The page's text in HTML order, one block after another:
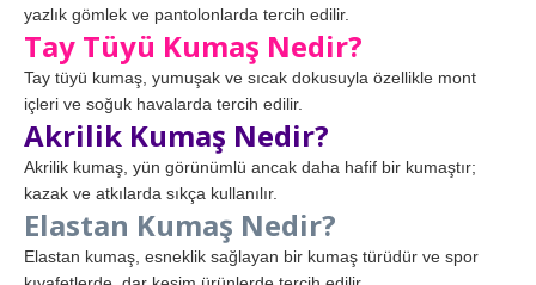
yazlık gömlek ve pantolonlarda tercih edilir.
Tay Tüyü Kumaş Nedir?
Tay tüyü kumaş, yumuşak ve sıcak dokusuyla özellikle mont
içleri ve soğuk havalarda tercih edilir.
Akrilik Kumaş Nedir?
Akrilik kumaş, yün görünümlü ancak daha hafif bir kumaştır;
kazak ve atkılarda sıkça kullanılır.
Elastan Kumaş Nedir?
Elastan kumaş, esneklik sağlayan bir kumaş türüdür ve spor